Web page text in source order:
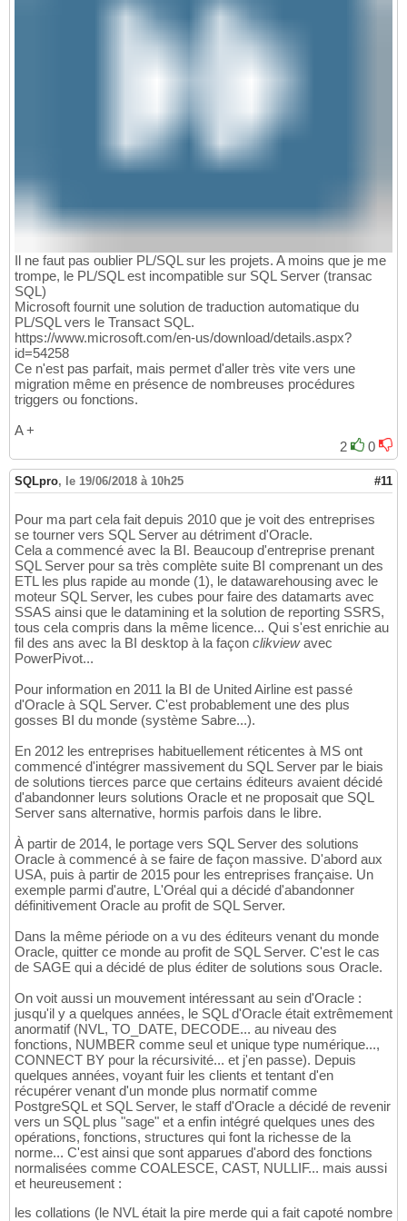
Il ne faut pas oublier PL/SQL sur les projets. A moins que je me
trompe, le PL/SQL est incompatible sur SQL Server (transac
SQL)
Microsoft fournit une solution de traduction automatique du
PL/SQL vers le Transact SQL.
https://www.microsoft.com/en-us/download/details.aspx?
id=54258
Ce n'est pas parfait, mais permet d'aller très vite vers une
migration même en présence de nombreuses procédures
triggers ou fonctions.
A +
2
0
SQLpro, le 19/06/2018 à 10h25 #11
Pour ma part cela fait depuis 2010 que je voit des entreprises
se tourner vers SQL Server au détriment d'Oracle.
Cela a commencé avec la BI. Beaucoup d'entreprise prenant
SQL Server pour sa très complète suite BI comprenant un des
ETL les plus rapide au monde (1), le datawarehousing avec le
moteur SQL Server, les cubes pour faire des datamarts avec
SSAS ainsi que le datamining et la solution de reporting SSRS,
tous cela compris dans la même licence... Qui s'est enrichie au
fil des ans avec la BI desktop à la façon clikviewavec
PowerPivot...
Pour information en 2011 la BI de United Airline est passé
d'Oracle à SQL Server. C'est probablement une des plus
gosses BI du monde (système Sabre...).
En 2012 les entreprises habituellement réticentes à MS ont
commencé d'intégrer massivement du SQL Server par le biais
de solutions tierces parce que certains éditeurs avaient décidé
d'abandonner leurs solutions Oracle et ne proposait que SQL
Server sans alternative, hormis parfois dans le libre.
À partir de 2014, le portage vers SQL Server des solutions
Oracle à commencé à se faire de façon massive. D'abord aux
USA, puis à partir de 2015 pour les entreprises française. Un
exemple parmi d'autre, L'Oréal qui a décidé d'abandonner
définitivement Oracle au profit de SQL Server.
Dans la même période on a vu des éditeurs venant du monde
Oracle, quitter ce monde au profit de SQL Server. C'est le cas
de SAGE qui a décidé de plus éditer de solutions sous Oracle.
On voit aussi un mouvement intéressant au sein d'Oracle :
jusqu'il y a quelques années, le SQL d'Oracle était extrêmement
anormatif (NVL, TO_DATE, DECODE... au niveau des
fonctions, NUMBER comme seul et unique type numérique...,
CONNECT BY pour la récursivité... et j'en passe). Depuis
quelques années, voyant fuir les clients et tentant d'en
récupérer venant d'un monde plus normatif comme
PostgreSQL et SQL Server, le staff d'Oracle a décidé de revenir
vers un SQL plus "sage" et a enfin intégré quelques unes des
opérations, fonctions, structures qui font la richesse de la
norme... C'est ainsi que sont apparues d'abord des fonctions
normalisées comme COALESCE, CAST, NULLIF... mais aussi
et heureusement :
les collations (le NVL était la pire merde qui a fait capoté nombre